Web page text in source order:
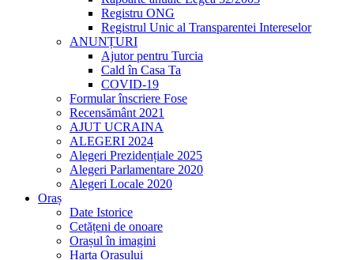
Registru ONG
Registrul Unic al Transparentei Intereselor
ANUNȚURI
Ajutor pentru Turcia
Cald în Casa Ta
COVID-19
Formular înscriere Fose
Recensământ 2021
AJUT UCRAINA
ALEGERI 2024
Alegeri Prezidențiale 2025
Alegeri Parlamentare 2020
Alegeri Locale 2020
Oraș
Date Istorice
Cetățeni de onoare
Orașul în imagini
Harta Orașului